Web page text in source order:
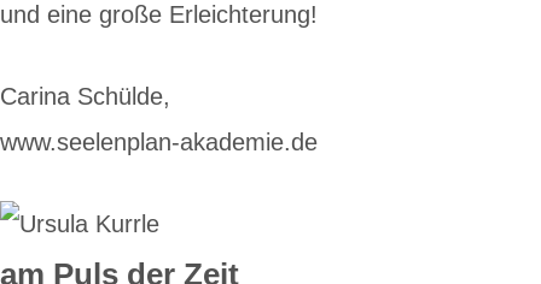
und eine große Erleichterung!
Carina Schülde,
www.seelenplan-akademie.de
am Puls der Zeit